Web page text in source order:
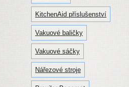
KitchenAid příslušenství
Vakuové baličky
Vakuové sáčky
Nářezové stroje